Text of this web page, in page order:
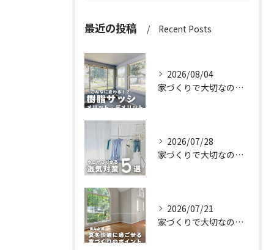
最近の投稿 Recent Posts
2026/08/04
家づくりで大切なのは、住んでからの快適さ🌿
2026/07/28
家づくりで大切なのは、住んでからの快適さ🌿
2026/07/21
家づくりで大切なのは、住んでからの快適さ🌿